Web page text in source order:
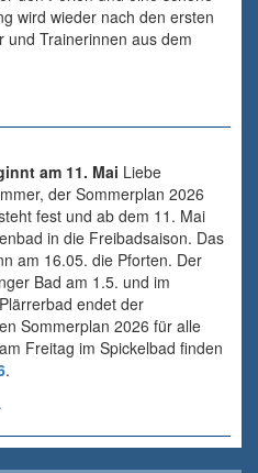
wird wieder nach den ersten
Trainerinnen aus dem
am 11. Mai Liebe
der Sommerplan 2026
fest und ab dem 11. Mai
in die Freibadsaison. Das
am 16.05. die Pforten. Der
Bad am 1.5. und im
endet der
Sommerplan 2026 für alle
Freitag im Spickelbad finden
.